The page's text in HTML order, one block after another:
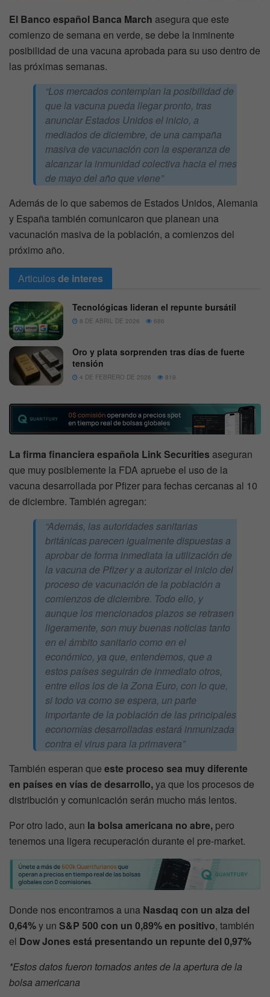
El Banco español Banca March asegura que este
comienzo de semana en verde, se debe la inminente
posibilidad de una vacuna aprobada para su uso dentro de
las próximas semanas.
“Los mercados contemplan la posibilidad de
que la vacuna pueda llegar pronto, tras
anunciar Estados Unidos el inicio, a
mediados de diciembre, de una campaña
masiva de vacunación con la esperanza de
alcanzar la inmunidad colectiva hacia el mes
de mayo del año que viene”
Además de lo que sabemos de Estados Unidos, Alemania
y España también comunicaron que planean una
vacunación masiva de la población, a comienzos del
próximo año.
Articulosde interes
Tecnológicas lideran el repunte bursátil
8 DE ABRIL DE 2026 686
Oro y plata sorprenden tras días de fuerte
tensión
4 DE FEBRERO DE 2026 819
La firma financiera española Link Securities aseguran
que muy posiblemente la FDA apruebe el uso de la
vacuna desarrollada por Pfizer para fechas cercanas al 10
de diciembre. También agregan:
“Además, las autoridades sanitarias
británicas parecen igualmente dispuestas a
aprobar de forma inmediata la utilización de
la vacuna de Pfizer y a autorizar el inicio del
proceso de vacunación de la población a
comienzos de diciembre. Todo ello, y
aunque los mencionados plazos se retrasen
ligeramente, son muy buenas noticias tanto
en el ámbito sanitario como en el
económico, ya que, entendemos, que a
estos países seguirán de inmediato otros,
entre ellos los de la Zona Euro, con lo que,
si todo va como se espera, un parte
importante de la población de las principales
economías desarrolladas estará inmunizada
contra el virus para la primavera”
También esperan que este proceso sea muy diferente
en países en vías de desarrollo,ya que los procesos de
distribución y comunicación serán mucho más lentos.
Por otro lado, aun la bolsa americana no abre, pero
tenemos una ligera recuperación durante el pre-market.
Donde nos encontramos a una Nasdaq con un alza del
0,64%y un S&P 500 con un 0,89% en positivo, también
el Dow Jones está presentando un repunte del 0,97%
*Estos datos fueron tomados antes de la apertura de la
bolsa americana